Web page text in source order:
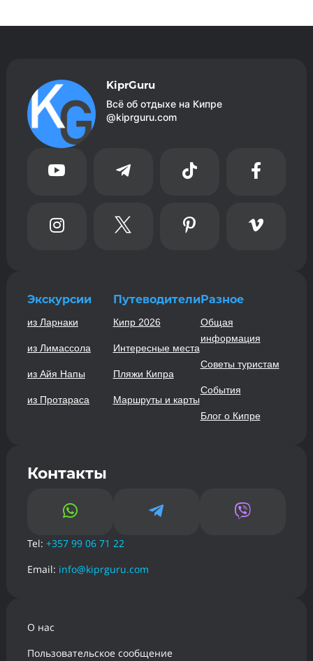
KiprGuru
Всё об отдыхе на Кипре
@kiprguru.com
   
   
Экскурсии
из Ларнаки
из Лимассола
из Айя Напы
из Протараса
Путеводители
Кипр 2026
Интересные места
Пляжи Кипра
Маршруты и карты
Разное
Общая
информация
Советы туристам
События
Блог о Кипре
Контакты
  
Tel: +357 99 06 71 22
Email: info@kiprguru.com
О нас
Пользовательское сообщение